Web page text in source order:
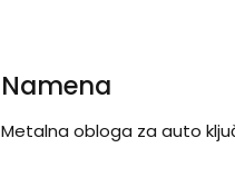
Namena
Metalna obloga za auto